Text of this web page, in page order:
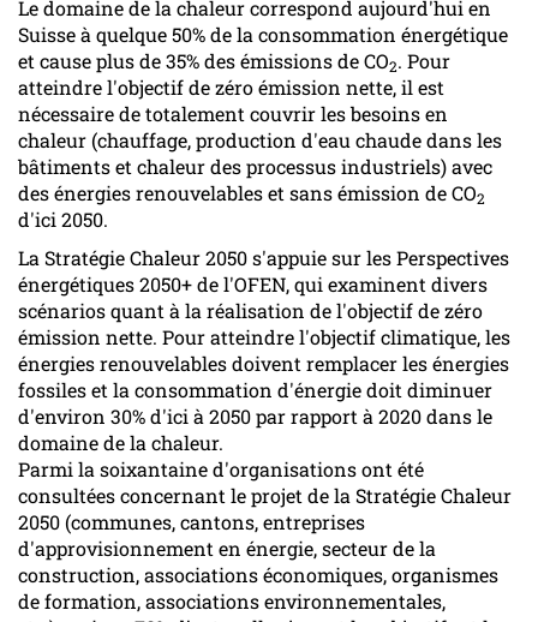
Le domaine de la chaleur correspond aujourd'hui en
Suisse à quelque 50% de la consommation énergétique
et cause plus de 35% des émissions de CO2. Pour
atteindre l'objectif de zéro émission nette, il est
nécessaire de totalement couvrir les besoins en
chaleur (chauffage, production d'eau chaude dans les
bâtiments et chaleur des processus industriels) avec
des énergies renouvelables et sans émission de CO2
d'ici 2050.
La Stratégie Chaleur 2050 s'appuie sur les Perspectives
énergétiques 2050+ de l'OFEN, qui examinent divers
scénarios quant à la réalisation de l'objectif de zéro
émission nette. Pour atteindre l'objectif climatique, les
énergies renouvelables doivent remplacer les énergies
fossiles et la consommation d'énergie doit diminuer
d'environ 30% d'ici à 2050 par rapport à 2020 dans le
domaine de la chaleur.
Parmi la soixantaine d'organisations ont été
consultées concernant le projet de la Stratégie Chaleur
2050 (communes, cantons, entreprises
d'approvisionnement en énergie, secteur de la
construction, associations économiques, organismes
de formation, associations environnementales,